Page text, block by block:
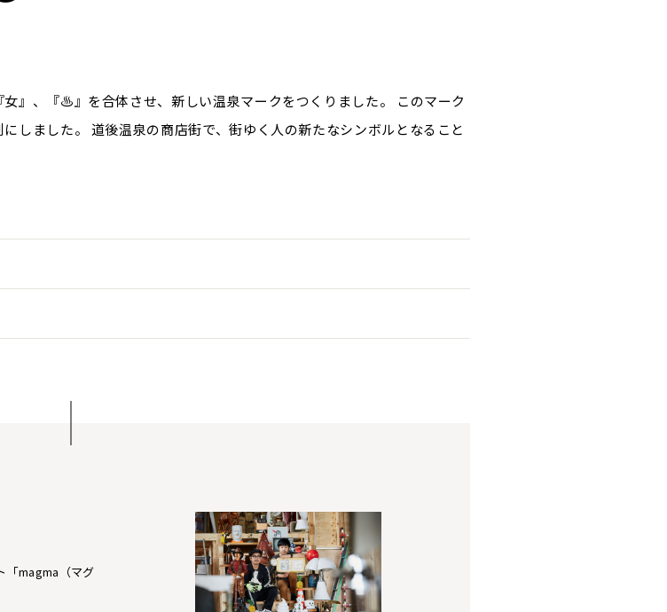
』、『♨』を合体させ、新しい温泉マークをつくりました。 このマーク
しました。 道後温泉の商店街で、街ゆく人の新たなシンボルとなること
「magma（マグ